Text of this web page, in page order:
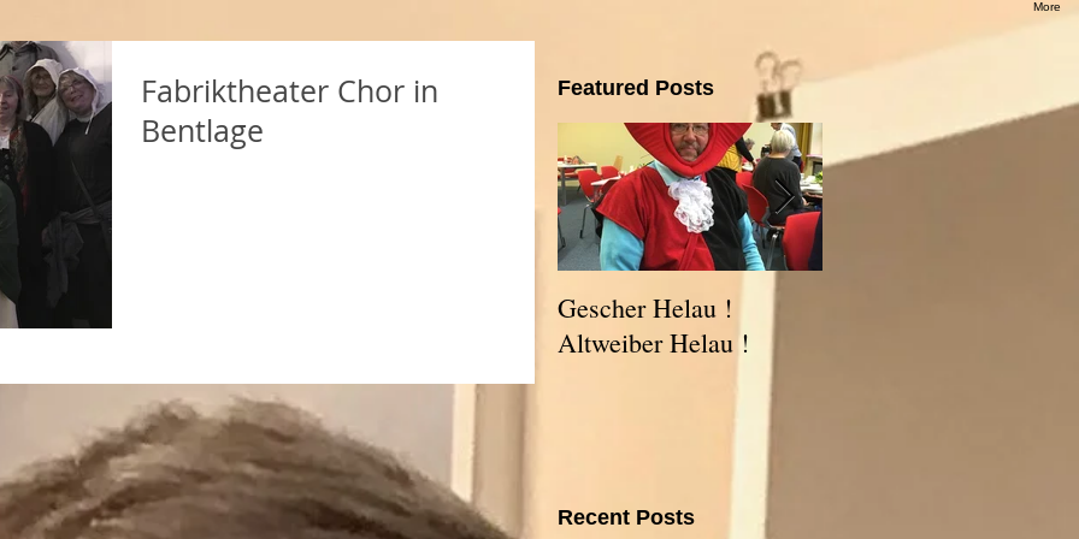
More
Fabriktheater Chor in
Bentlage
Featured Posts
Gescher Helau !
Altweiber Helau !
Recent Posts